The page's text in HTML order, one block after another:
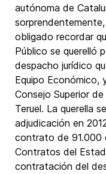
autónoma de
obligado recordar
Público se querelló
despacho jurídico
Equipo Económico,
Consejo Superior
Teruel. La querella
adjudicación en
contrato de 91.000
Contratos del
contratación del